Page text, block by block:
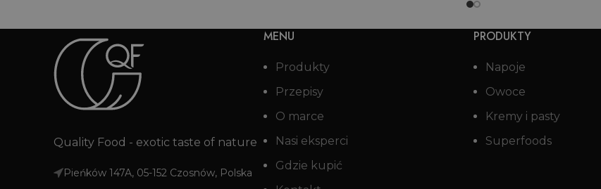
kokosową i żurawiną
Quality Food - exotic taste of nature
Pieńków 147A, 05-152 Czosnów, Polska
MENU
Produkty
Przepisy
O marce
Nasi eksperci
Gdzie kupić
PRODUKTY
Napoje
Owoce
Kremy i pasty
Superfoods